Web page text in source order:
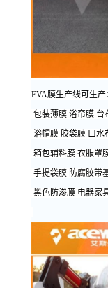
EVA膜生产线可生产
包装薄膜 浴帘膜 台
浴帽膜 胶袋膜 口
箱包辅料膜 衣服罩
手提袋膜 防腐胶带
黑色防渗膜 电器家